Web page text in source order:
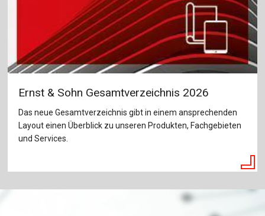
Ernst & Sohn Gesamtverzeichnis 2026
Das neue Gesamtverzeichnis gibt in einem ansprechenden
Layout einen Überblick zu unseren Produkten, Fachgebieten
und Services.